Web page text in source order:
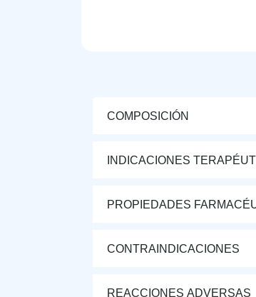
COMPOSICIÓN
INDICACIONES
PROPIEDADES
CONTRAINDICACIONES
REACCIONES ADVERSAS